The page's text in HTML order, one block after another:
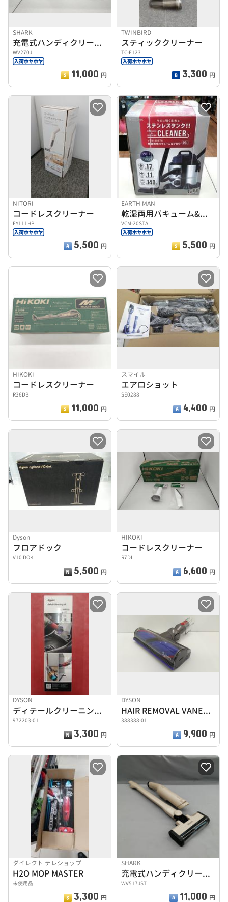
SHARK
充電式ハンディクリーナー
WV270J
11,000 円
TWINBIRD
スティッククリーナー
TC-E123
3,300 円
NITORI
コードレスクリーナー
EY111HP
5,500 円
EARTH MAN
乾湿両用バキューム&ブロワ
VCM-20STA
5,500 円
HIKOKI
コードレスクリーナー
R36DB
11,000 円
スマイル
エアロショット
SE0288
4,400 円
Dyson
フロアドック
V10 DOK
5,500 円
HIKOKI
コードレスクリーナー
R7DL
6,600 円
DYSON
ディテールクリーニングキット
972203-01
3,300 円
DYSON
HAIR REMOVAL VANES ヘッド
388388-01
9,900 円
ダイレクト テレショップ
H2O MOP MASTER
未使用品
3,300 円
SHARK
充電式ハンディクリーナー
WV517JST
11,000 円